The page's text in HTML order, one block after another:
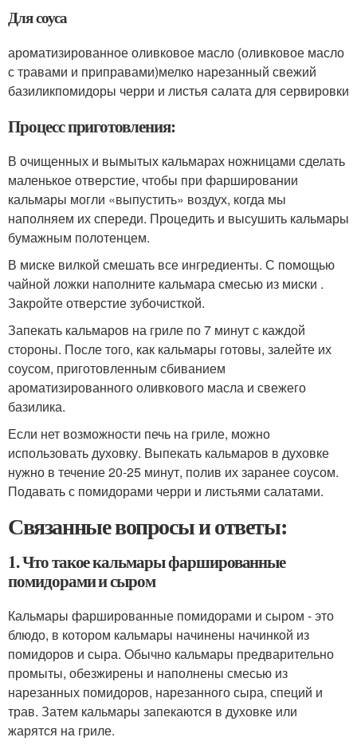
Для соуса
ароматизированное оливковое масло (оливковое масло
с травами и приправами)мелко нарезанный свежий
базиликпомидоры черри и листья салата для сервировки
Процесс приготовления:
В очищенных и вымытых кальмарах ножницами сделать
маленькое отверстие, чтобы при фаршировании
кальмары могли «выпустить» воздух, когда мы
наполняем их спереди. Процедить и высушить кальмары
бумажным полотенцем.
В миске вилкой смешать все ингредиенты. С помощью
чайной ложки наполните кальмара смесью из миски .
Закройте отверстие зубочисткой.
Запекать кальмаров на гриле по 7 минут с каждой
стороны. После того, как кальмары готовы, залейте их
соусом, приготовленным сбиванием
ароматизированного оливкового масла и свежего
базилика.
Если нет возможности печь на гриле, можно
использовать духовку. Выпекать кальмаров в духовке
нужно в течение 20-25 минут, полив их заранее соусом.
Подавать с помидорами черри и листьями салатами.
Связанные вопросы и ответы:
1. Что такое кальмары фаршированные
помидорами и сыром
Кальмары фаршированные помидорами и сыром - это
блюдо, в котором кальмары начинены начинкой из
помидоров и сыра. Обычно кальмары предварительно
промыты, обезжирены и наполнены смесью из
нарезанных помидоров, нарезанного сыра, специй и
трав. Затем кальмары запекаются в духовке или
жарятся на гриле.